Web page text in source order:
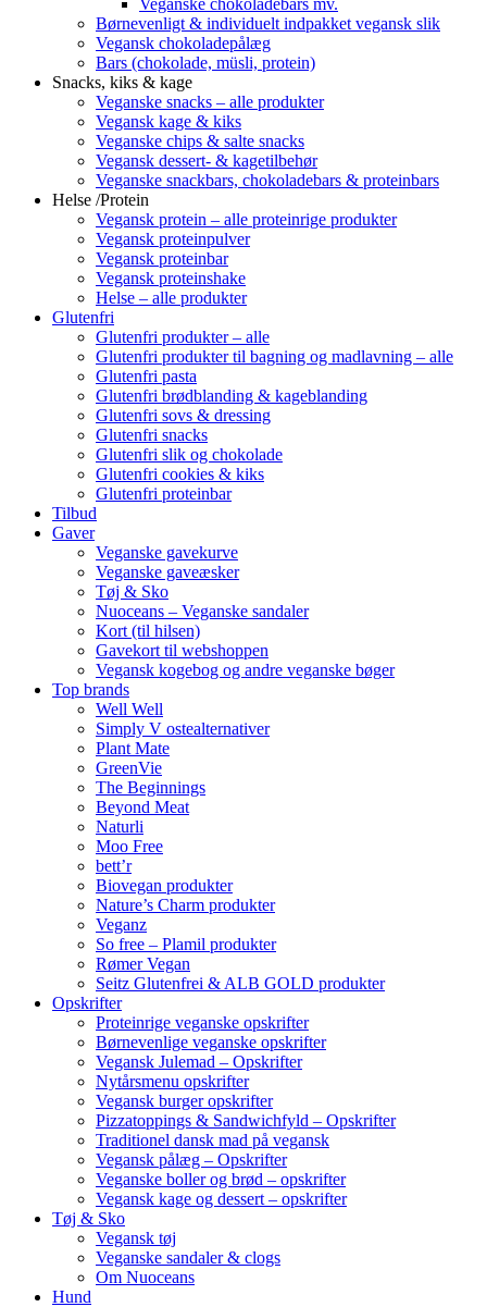
Børnevenligt & individuelt indpakket vegansk slik
Vegansk chokoladepålæg
Bars (chokolade, müsli, protein)
Snacks, kiks & kage
Veganske snacks – alle produkter
Vegansk kage & kiks
Veganske chips & salte snacks
Vegansk dessert- & kagetilbehør
Veganske snackbars, chokoladebars & proteinbars
Helse /Protein
Vegansk protein – alle proteinrige produkter
Vegansk proteinpulver
Vegansk proteinbar
Vegansk proteinshake
Helse – alle produkter
Glutenfri
Glutenfri produkter – alle
Glutenfri produkter til bagning og madlavning – alle
Glutenfri pasta
Glutenfri brødblanding & kageblanding
Glutenfri sovs & dressing
Glutenfri snacks
Glutenfri slik og chokolade
Glutenfri cookies & kiks
Glutenfri proteinbar
Tilbud
Gaver
Veganske gavekurve
Veganske gaveæsker
Tøj & Sko
Nuoceans – Veganske sandaler
Kort (til hilsen)
Gavekort til webshoppen
Vegansk kogebog og andre veganske bøger
Top brands
Well Well
Simply V ostealternativer
Plant Mate
GreenVie
The Beginnings
Beyond Meat
Naturli
Moo Free
bett’r
Biovegan produkter
Nature’s Charm produkter
Veganz
So free – Plamil produkter
Rømer Vegan
Seitz Glutenfrei & ALB GOLD produkter
Opskrifter
Proteinrige veganske opskrifter
Børnevenlige veganske opskrifter
Vegansk Julemad – Opskrifter
Nytårsmenu opskrifter
Vegansk burger opskrifter
Pizzatoppings & Sandwichfyld – Opskrifter
Traditionel dansk mad på vegansk
Vegansk pålæg – Opskrifter
Veganske boller og brød – opskrifter
Vegansk kage og dessert – opskrifter
Tøj & Sko
Vegansk tøj
Veganske sandaler & clogs
Om Nuoceans
Hund